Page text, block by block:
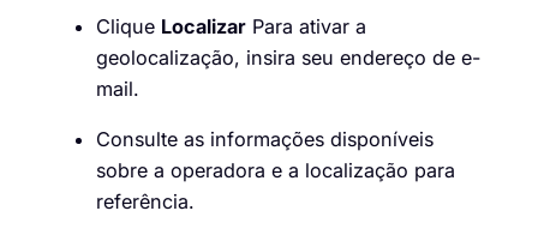
Clique Localizar Para ativar a
geolocalização, insira seu endereço de e-
mail.
Consulte as informações disponíveis
sobre a operadora e a localização para
referência.